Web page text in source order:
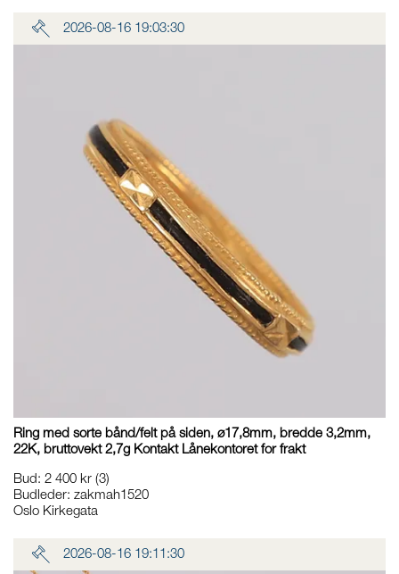
2026-08-16 19:03:30
Ring med sorte bånd/felt på siden, ø17,8mm, bredde 3,2mm,
22K, bruttovekt 2,7g Kontakt Lånekontoret for frakt
Bud: 2 400 kr (3)
Budleder: zakmah1520
Oslo Kirkegata
2026-08-16 19:11:30